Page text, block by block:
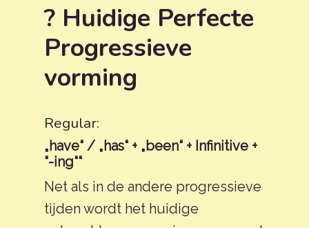
? Huidige Perfecte
Progressieve
vorming
Regular:
„have“ / „has“ + „been“ + Infinitive +
“-ing““
Net als in de andere progressieve
tijden wordt het huidige